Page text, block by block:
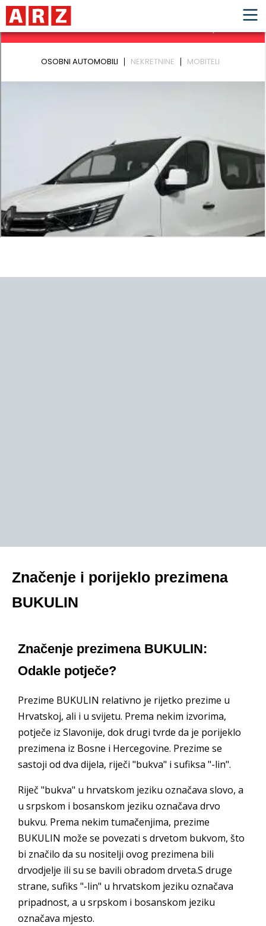
Značenje i porijeklo prezimena
BUKULIN
Značenje prezimena BUKULIN:
Odakle potječe?
Prezime BUKULIN relativno je rijetko prezime u
Hrvatskoj, ali i u svijetu. Prema nekim izvorima,
potječe iz Slavonije, dok drugi tvrde da je porijeklo
prezimena iz Bosne i Hercegovine. Prezime se
sastoji od dva dijela, riječi "bukva" i sufiksa "-lin".
Riječ "bukva" u hrvatskom jeziku označava slovo, a
u srpskom i bosanskom jeziku označava drvo
bukvu. Prema nekim tumačenjima, prezime
BUKULIN može se povezati s drvetom bukvom, što
bi značilo da su nositelji ovog prezimena bili
drvodjelje ili su se bavili obradom drveta.S druge
strane, sufiks "-lin" u hrvatskom jeziku označava
pripadnost, a u srpskom i bosanskom jeziku
označava mjesto.